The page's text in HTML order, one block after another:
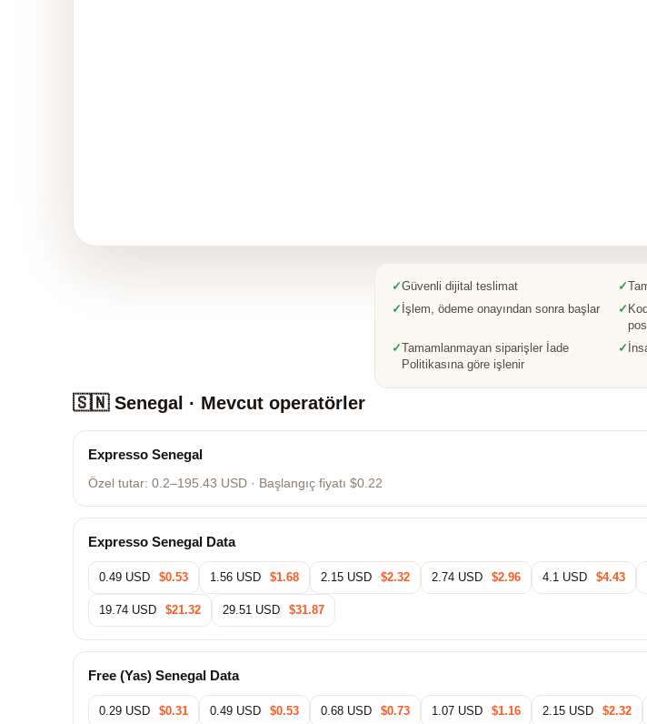
✓Güvenli dijital teslimat ✓
✓ İşlem, ödeme onayından sonra başlar ✓
✓
Tamamlanmayan siparişler İade
Politikasına göre işlenir
✓
🇸🇳 Senegal · Mevcut operatörler
Expresso Senegal
Özel tutar: 0.2–195.43 USD · Başlangıç fiyatı $0.22
Expresso Senegal Data
0.49 USD $0.53 1.56 USD $1.68 2.15 USD $2.32 2.74 USD $2.96 4.1 USD $4.43
19.74 USD $21.32 29.51 USD $31.87
Free (Yas) Senegal Data
0.29 USD $0.31 0.49 USD $0.53 0.68 USD $0.73 1.07 USD $1.16 2.15 USD $2.32